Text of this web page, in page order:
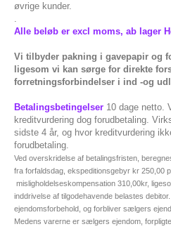
øvrige kunder.
.
Alle beløb er excl moms, ab lager
Vi tilbyder pakning i gavepapir og
ligesom vi kan sørge for direkte
forretningsforbindelser i ind -og
Betalingsbetingelser 10 dage netto.
kreditvurdering dog forudbetaling.
sidste 4 år, og hvor kreditvurdering
forudbetaling.
Ved overskridelse af betalingsfristen,
fra forfaldsdag, ekspeditionsgebyr kr 250,00
misligholdelseskompensation 310,00kr,
inddrivelse af tilgodehavende belastes
ejendomsforbehold, og forbliver sælgers
Medens varerne er sælgers ejendom,